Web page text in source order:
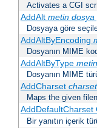
Activates a CGI
AddAlt metin dosya
Dosyaya göre
AddAltByEncoding
Dosyanın MIME
AddAltByType metin
Dosyanın MIME
AddCharset charset
Maps the given
AddDefaultCharset
Bir yanıtın içerik